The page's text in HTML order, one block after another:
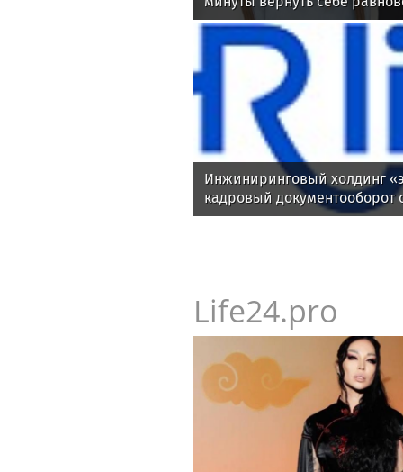
Инжиниринговый холдинг
кадровый
Life24.pro